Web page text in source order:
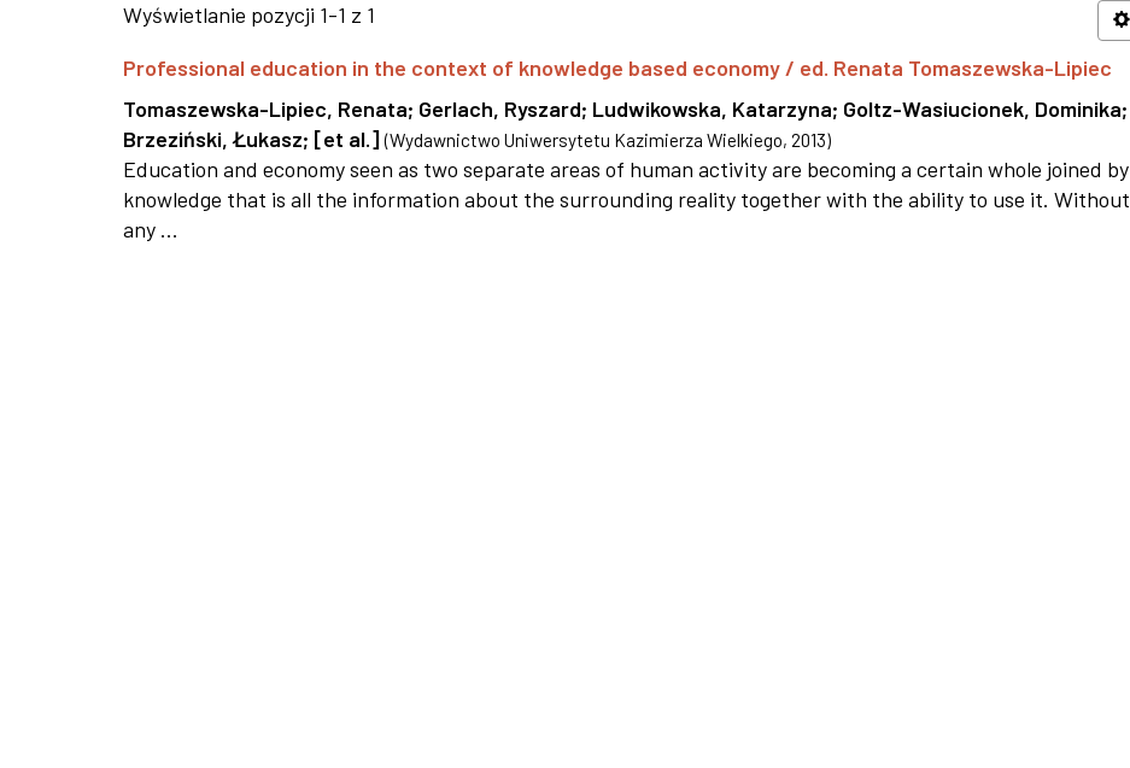
Wyświetlanie pozycji 1-1 z 1
Professional education in the context of knowledge based economy / ed. Renata Tomaszewska-Lipiec
Tomaszewska-Lipiec, Renata; Gerlach, Ryszard; Ludwikowska, Katarzyna; Goltz-Wasiucionek, Dominika;
Brzeziński, Łukasz; [et al.] (Wydawnictwo Uniwersytetu Kazimierza Wielkiego, 2013)
Education and economy seen as two separate areas of human activity are becoming a certain whole joined by
knowledge that is all the information about the surrounding reality together with the ability to use it. Without
any ...